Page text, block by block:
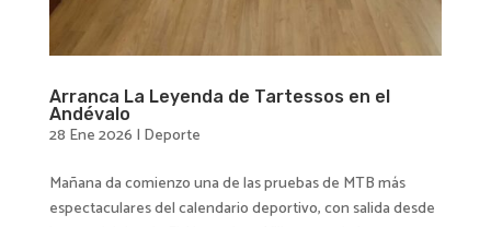
Arranca La Leyenda de Tartessos en el
Andévalo
28 Ene 2026 | Deporte
Mañana da comienzo una de las pruebas de MTB más
espectaculares del calendario deportivo, con salida desde